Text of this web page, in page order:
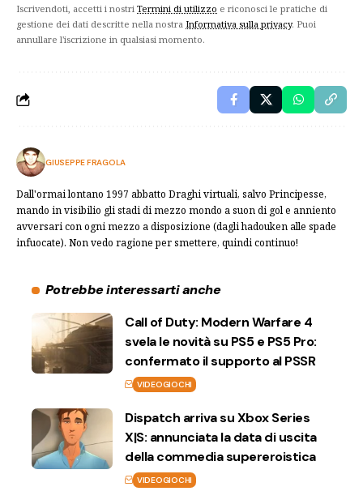
Iscrivendoti, accetti i nostri Termini di utilizzo e riconosci le pratiche di
gestione dei dati descritte nella nostra Informativa sulla privacy. Puoi
annullare l'iscrizione in qualsiasi momento.
GIUSEPPE FRAGOLA
Dall'ormai lontano 1997 abbatto Draghi virtuali, salvo Principesse,
mando in visibilio gli stadi di mezzo mondo a suon di gol e anniento
avversari con ogni mezzo a disposizione (dagli hadouken alle spade
infuocate). Non vedo ragione per smettere, quindi continuo!
Potrebbe interessarti anche
Call of Duty: Modern Warfare 4
svela le novità su PS5 e PS5 Pro:
confermato il supporto al PSSR
VIDEOGIOCHI
Dispatch arriva su Xbox Series
X|S: annunciata la data di uscita
della commedia supereroistica
VIDEOGIOCHI